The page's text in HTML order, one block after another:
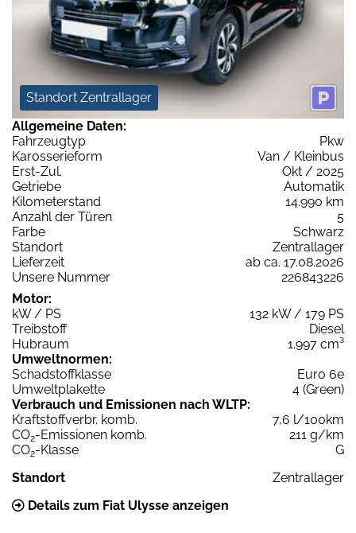
Standort Zentrallager
Allgemeine Daten:
Fahrzeugtyp
Pkw
Karosserieform
Van / Kleinbus
Erst-Zul.
Okt / 2025
Getriebe
Automatik
Kilometerstand
14.990 km
Anzahl der Türen
5
Farbe
Schwarz
Standort
Zentrallager
Lieferzeit
ab ca. 17.08.2026
Unsere Nummer
226843226
Motor:
kW / PS
132 kW / 179 PS
Treibstoff
Diesel
Hubraum
1.997 cm³
Umweltnormen:
Schadstoffklasse
Euro 6e
Umweltplakette
4 (Green)
Verbrauch und Emissionen nach WLTP:
Kraftstoffverbr. komb.
7,6 l/100km
CO2-Emissionen komb.
211 g/km
CO2-Klasse
G
Standort
Zentrallager
Details zum Fiat Ulysse anzeigen